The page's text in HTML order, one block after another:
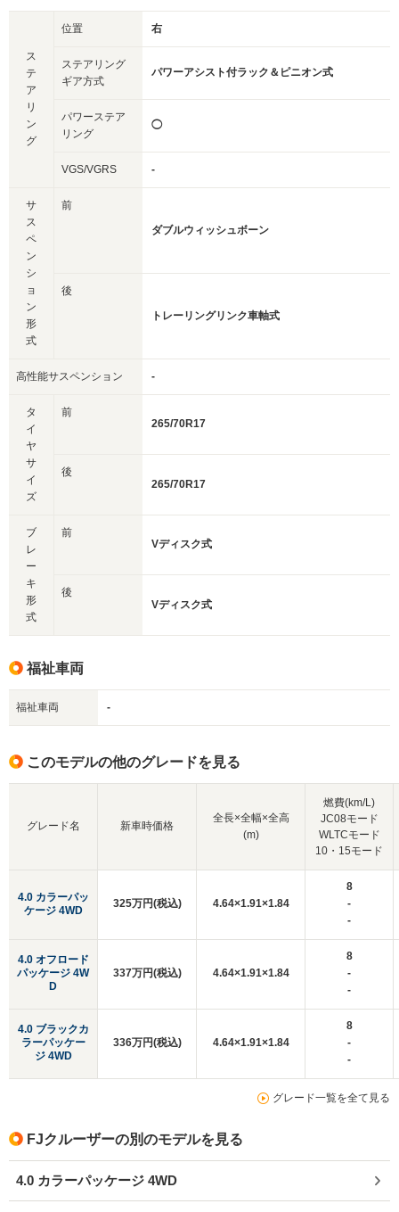
ス
テ
ア
リ
ン
グ
位置 右
ステアリング
ギア方式
パワーアシスト付ラック＆ピニオン式
パワーステア
リング
◯
VGS/VGRS -
サ
ス
ペ
ン
シ
ョ
ン
形
式
前
ダブルウィッシュボーン
後
トレーリングリンク車軸式
高性能サスペンション -
タ
イ
ヤ
サ
イ
ズ
前
265/70R17
後
265/70R17
ブ
レ
ー
キ
形
式
前
Vディスク式
後
Vディスク式
福祉車両
福祉車両 -
このモデルの他のグレードを見る
グレード名
4.0 カラーパッ
ケージ 4WD
4.0 オフロード
パッケージ 4W
D
4.0 ブラックカ
ラーパッケー
ジ 4WD
新車時価格
全長×全幅×全高
(m)
燃費(km/L)
JC08モード
WLTCモード
10・15モード
325万円(税込) 4.64×1.91×1.84
8
-
-
337万円(税込) 4.64×1.91×1.84
8
-
-
336万円(税込) 4.64×1.91×1.84
8
-
-
グレード一覧を全て見る
FJクルーザーの別のモデルを見る
4.0 カラーパッケージ 4WD